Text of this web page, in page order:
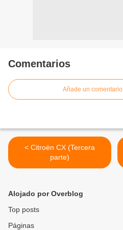
Comentarios
Añade un comentario
< Citroën CX (Tercera
parte)
Alojado por Overblog
Top posts
Páginas